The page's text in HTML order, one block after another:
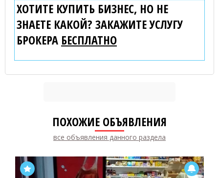
ХОТИТЕ КУПИТЬ БИЗНЕС, НО НЕ
ЗНАЕТЕ КАКОЙ? ЗАКАЖИТЕ УСЛУГУ
БРОКЕРА БЕСПЛАТНО
ПОХОЖИЕ ОБЪЯВЛЕНИЯ
все объявления данного раздела